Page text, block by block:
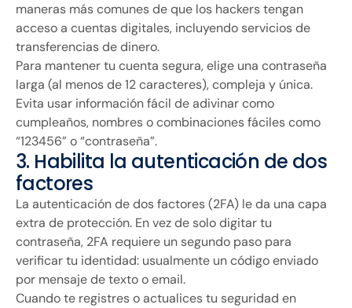
maneras más comunes de que los hackers tengan
acceso a cuentas digitales, incluyendo servicios de
transferencias de dinero.
Para mantener tu cuenta segura, elige una contraseña
larga (al menos de 12 caracteres), compleja y única.
Evita usar información fácil de adivinar como
cumpleaños, nombres o combinaciones fáciles como
“123456” o “contraseña”.
3. Habilita la autenticación de dos
factores
La autenticación de dos factores (2FA) le da una capa
extra de protección. En vez de solo digitar tu
contraseña, 2FA requiere un segundo paso para
verificar tu identidad: usualmente un código enviado
por mensaje de texto o email.
Cuando te registres o actualices tu seguridad en